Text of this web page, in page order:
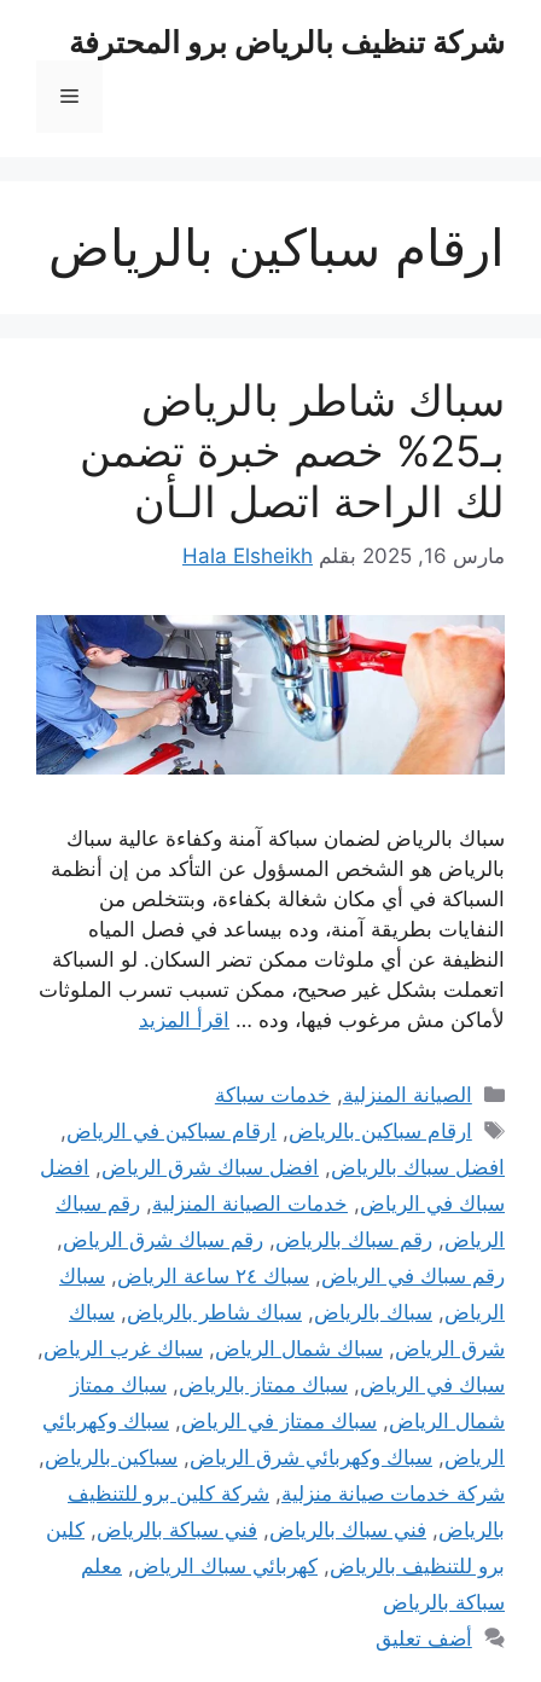
شركة تنظيف بالرياض برو المحترفة
القائمة
ارقام سباكين بالرياض
سباك شاطر بالرياض
بـ25% خصم خبرة تضمن
لك الراحة اتصل الـأن
مارس 16, 2025 بقلم Hala Elsheikh
سباك بالرياض لضمان سباكة آمنة وكفاءة عالية سباك
بالرياض هو الشخص المسؤول عن التأكد من إن أنظمة
السباكة في أي مكان شغالة بكفاءة، وبتتخلص من
النفايات بطريقة آمنة، وده بيساعد في فصل المياه
النظيفة عن أي ملوثات ممكن تضر السكان. لو السباكة
اتعملت بشكل غير صحيح، ممكن تسبب تسرب الملوثات
لأماكن مش مرغوب فيها، وده … اقرأ المزيد
التصنيفات
الصيانة المنزلية, خدمات سباكة
الوسوم
ارقام سباكين بالرياض, ارقام سباكين في الرياض,
افضل سباك بالرياض, افضل سباك شرق الرياض, افضل
سباك في الرياض, خدمات الصيانة المنزلية, رقم سباك
الرياض, رقم سباك بالرياض, رقم سباك شرق الرياض,
رقم سباك في الرياض, سباك ٢٤ ساعة الرياض , سباك
الرياض, سباك بالرياض, سباك شاطر بالرياض, سباك
شرق الرياض, سباك شمال الرياض, سباك غرب الرياض,
سباك في الرياض, سباك ممتاز بالرياض, سباك ممتاز
شمال الرياض, سباك ممتاز في الرياض, سباك وكهربائي
الرياض, سباك وكهربائي شرق الرياض, سباكين بالرياض,
شركة خدمات صيانة منزلية, شركة كلين برو للتنظيف
بالرياض, فني سباك بالرياض, فني سباكة بالرياض, كلين
برو للتنظيف بالرياض, كهربائي سباك الرياض, معلم
سباكة بالرياض
أضف تعليق